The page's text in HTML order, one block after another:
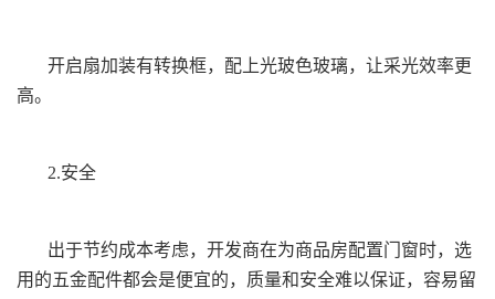
开启扇加装有转换框，配上光玻色玻璃，让采光效率更
高。
2.安全
出于节约成本考虑，开发商在为商品房配置门窗时，选
用的五金配件都会是便宜的，质量和安全难以保证，容易留